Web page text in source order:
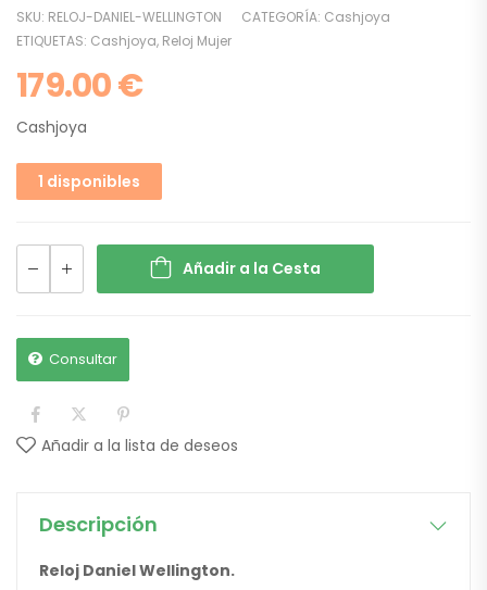
SKU: RELOJ-DANIEL-WELLINGTON CATEGORÍA: Cashjoya
ETIQUETAS: Cashjoya, Reloj Mujer
179.00€
Cashjoya
1 disponibles
Añadir a la Cesta
Consultar
Añadir a la lista de deseos
Descripción
Reloj Daniel Wellington.